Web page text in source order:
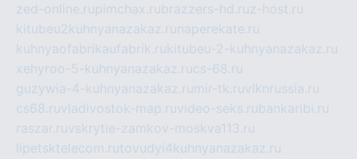
zed-online.rupimchax.rubrazzers-hd.ruz-host.ru
kitubeu2kuhnyanazakaz.ru naperekate.ru
kuhnyaofabrikaufabrik.rukitubeu-2-kuhnyanazakaz.ru
xehyroo-5-kuhnyanazakaz.rucs-68.ru
guzywia-4-kuhnyanazakaz.ru mir-tk.ruvlknrussia.ru
cs68.ruvladivostok-map.ruvideo-seks.rubankaribi.ru
raszar.ruvskrytie-zamkov-moskva113.ru
lipetsktelecom.rutovudyi4kuhnyanazakaz.ru